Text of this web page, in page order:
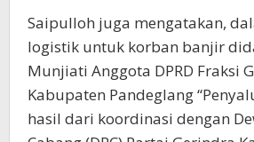
Saipulloh juga mengatakan,
logistik untuk korban banjir
Munjiati Anggota DPRD Fraksi
Kabupaten Pandeglang
hasil dari koordinasi dengan